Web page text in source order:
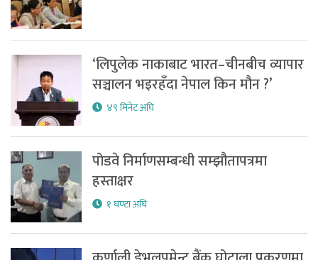
‘लिपुलेक नाकाबाट भारत–चीनबीच व्यापार
सञ्चालन भइरहँदा नेपाल किन मौन ?’
४९ मिनेट अघि
पोडवे निर्माणसम्बन्धी सम्झौतापत्रमा
हस्ताक्षर
१ घण्टा अघि